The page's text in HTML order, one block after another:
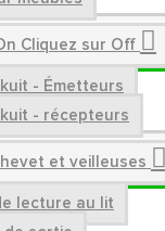
Cliquez sur Off
- Émetteurs
- récepteurs
et veilleuses
lecture au lit